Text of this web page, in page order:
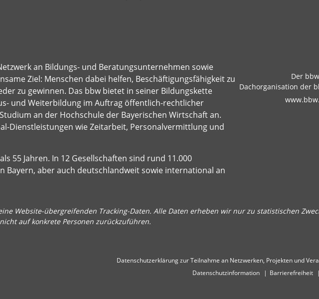
an Bildungs- und Beratungsunternehmen sowie
Ziel: Menschen dabei helfen, Beschäftigungsfähigkeit zu
zu gewinnen. Das bbw bietet in seiner Bildungskette
und Weiterbildung im Auftrag öffentlich-rechtlicher
an der Hochschule der Bayerischen Wirtschaft an.
Dienstleistungen wie Zeitarbeit, Personalvermittlung und
55 Jahren. In 12 Gesellschaften sind rund 11.000
aber auch deutschlandweit sowie international an
Der
Dachorganisation der
Website-übergreifenden Tracking-Daten. Alle Daten erheben wir nur zu statistischen
auf konkrete Personen zurückzuführen.
Datenschutzerklärung zur Teilnahme an Netzwerken, Projekten und
Datenschutzinformation
Barrierefreiheit